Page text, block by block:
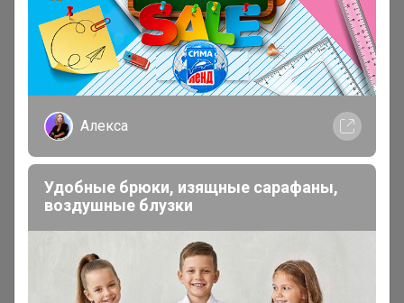
Алекса
Удобные брюки, изящные сарафаны,
воздушные блузки